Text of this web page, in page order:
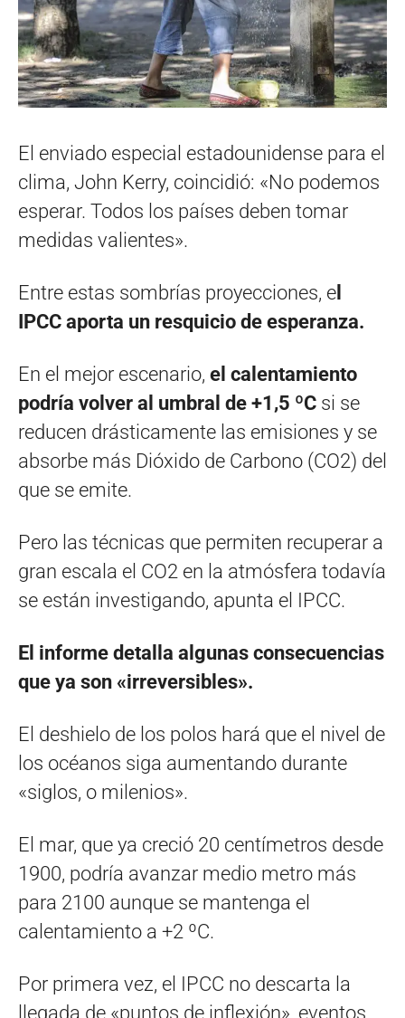
El enviado especial estadounidense para el
clima, John Kerry, coincidió: «No podemos
esperar. Todos los países deben tomar
medidas valientes».
Entre estas sombrías proyecciones, e
IPCC aporta un resquicio de esperanza.
En el mejor escenario, el calentamiento
podría volver al umbral de +1,5 ºC si se
reducen drásticamente las emisiones y se
absorbe más Dióxido de Carbono (CO2) del
que se emite.
Pero las técnicas que permiten recuperar a
gran escala el CO2 en la atmósfera todavía
se están investigando, apunta el IPCC.
El informe detalla algunas consecuencias
que ya son «irreversibles».
El deshielo de los polos hará que el nivel de
los océanos siga aumentando durante
«siglos, o milenios».
El mar, que ya creció 20 centímetros desde
1900, podría avanzar medio metro más
para 2100 aunque se mantenga el
calentamiento a +2 ºC.
Por primera vez, el IPCC no descarta la
llegada de «puntos de inflexión», eventos